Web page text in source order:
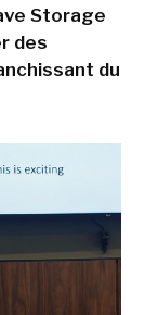
Storage
des
du